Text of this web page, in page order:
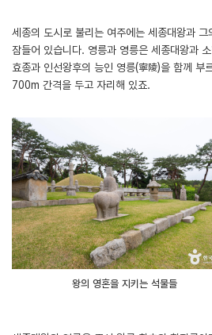
세종의 도시로 불리는 여주에는 세종대왕과
잠들어 있습니다. 영릉과 영릉은 세종대왕과
효종과 인선왕후의 능인 영릉(寧陵)을 함께 부
700m 간격을 두고 자리해 있죠.
왕의 영혼을 지키는 석물들